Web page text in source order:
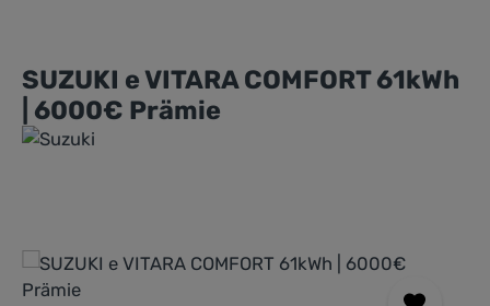
SUZUKI e VITARA COMFORT 61kWh
| 6000€ Prämie
Bildergalerie überspringen